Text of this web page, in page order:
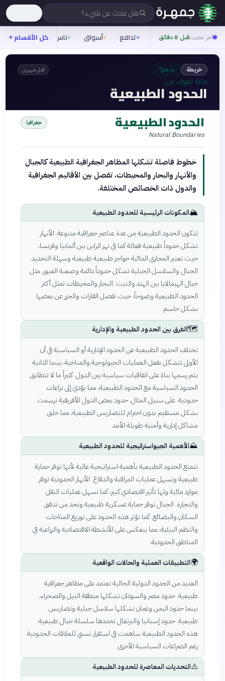
هل تبحث عن شيء؟
آخر تحديثقبل 8 دقائق تدافع أسواق ناس روح
كل الأقسام
خريطة ما هو؟ قبل شهرين
ماذا تعرف عن..
الحدود الطبيعية
الحدود الطبيعية
Natural Boundaries
جغرافيا
خطوط فاصلة تشكلها المظاهر الجغرافية الطبيعية كالجبال
والأنهار والبحار والمحيطات، تفصل بين الأقاليم الجغرافية
والدول ذات الخصائص المختلفة.
🏔️المكونات الرئيسية للحدود الطبيعية
تتكون الحدود الطبيعية من عدة عناصر جغرافية متنوعة. الأنهار
تشكل حدوداً طبيعية فعالة كما في نهر الراين بين ألمانيا وفرنسا،
حيث تعتبر المجاري المائية حواجز طبيعية طبيعية وسهلة التحديد.
الجبال والسلاسل الجبلية تشكل حدوداً دائمة وصعبة العبور، مثل
جبال الهيمالايا بين الهند والتبت. البحار والمحيطات تمثل أكثر
الحدود الطبيعية وضوحاً، حيث تفصل القارات والجزر عن بعضها
بشكل حاسم.
🗺️الفرق بين الحدود الطبيعية والإدارية
تختلف الحدود الطبيعية عن الحدود الإدارية أو السياسية في أن
الأولى تتشكل بفعل العمليات الجيولوجية والمناخية، بينما الثانية
يتم رسمها بناءً على اتفاقيات سياسية بين الدول. كثيراً ما لا تتطابق
الحدود السياسية مع الحدود الطبيعية، مما يؤدي إلى نزاعات
حدودية. على سبيل المثال، حدود بعض الدول الأفريقية ترسمت
بشكل مستقيم بدون احترام للتضاريس الطبيعية، مما خلق
مشاكل إدارية وأمنية طويلة الأمد.
⛰️الأهمية الجيواستراتيجية للحدود الطبيعية
تتمتع الحدود الطبيعية بأهمية استراتيجية عالية لأنها توفر حماية
طبيعية وتسهل عمليات المراقبة والدفاع. الأنهار الحدودية توفر
موارد مائية ولها تأثير اقتصادي كبير، كما تسهل عمليات النقل
والتجارة. الجبال توفر حماية عسكرية طبيعية وتحد من تدفق
السكان والبضائع. كما تؤثر هذه الحدود على توزيع المناخات
والنظم البيئية، مما ينعكس على الأنشطة الاقتصادية والزراعية في
المناطق الحدودية.
🌍التطبيقات العملية والحالات الواقعية
العديد من الحدود الدولية الحالية تعتمد على مظاهر جغرافية
طبيعية. حدود مصر والسودان تشكلها منطقة النيل والصحراء،
بينما حدود اليمن وعمان تشكلها سلاسل جبلية وتضاريس
طبيعية. حدود إسبانيا والبرتغال تحددها سلسلة جبال طبيعية.
هذه الحدود الطبيعية ساهمت في استقرار نسبي للعلاقات الحدودية
رغم الصراعات السياسية الأخرى.
⚠️التحديات المعاصرة للحدود الطبيعية